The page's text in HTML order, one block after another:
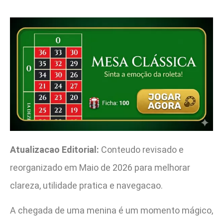
Atualizacao Editorial: Conteudo revisado e
reorganizado em Maio de 2026 para melhorar
clareza, utilidade pratica e navegacao.
A chegada de uma menina é um momento mágico,